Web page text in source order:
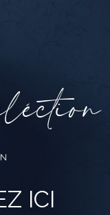
léction
ICI